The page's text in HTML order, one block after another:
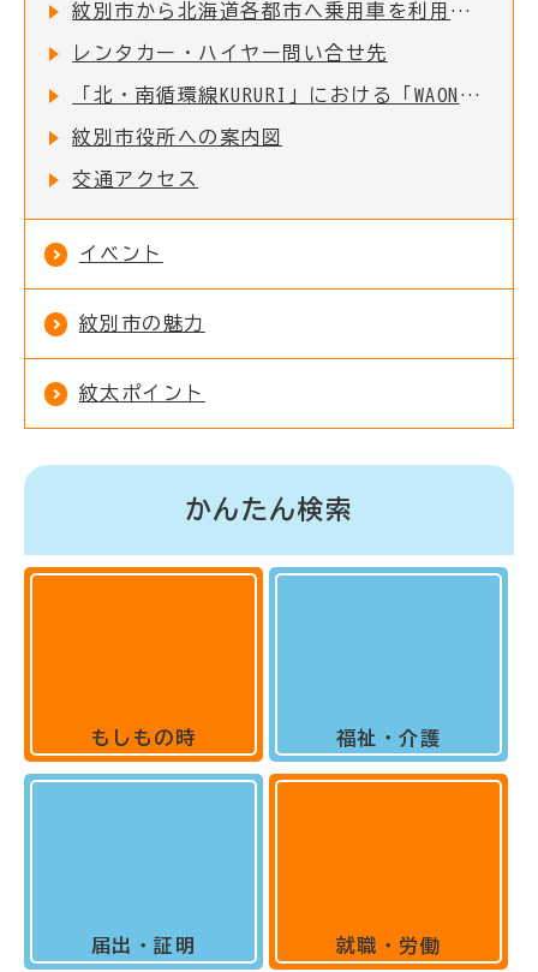
紋別市から北海道各都市へ乗用車を利用した場合の所要時間と距離
レンタカー・ハイヤー問い合せ先
「北・南循環線KURURI」における「WAON決済サービス」及び「Free Wi-Fiサービス」の導入について
紋別市役所への案内図
交通アクセス
イベント
紋別市の魅力
紋太ポイント
かんたん検索
もしもの時
届出・証明
福祉・介護
就職・労働